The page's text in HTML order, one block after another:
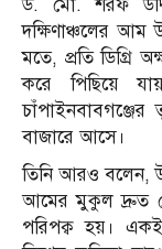
ড. মো. শরফ
দক্ষিণাঞ্চলের আম
মতে, প্রতি ডিগ্রি
করে পিছিয়ে
বাজারে আসে।
তিনি আরও বলেন,
আমের মুকুল দ্রুত
পরিপক্ব হয়।